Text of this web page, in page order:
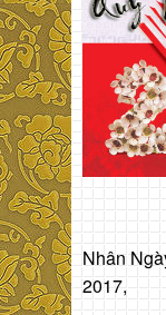
Nhân
2017,